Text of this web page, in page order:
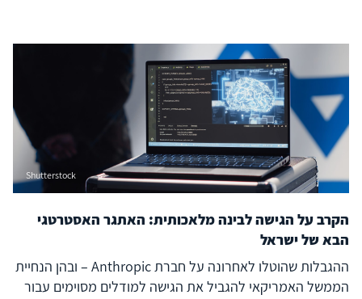
מחשוב עתיר ביצועים (Compute) וכלה במרכזי נתונים, אנרגיה
ומודלים מתקדמים. התחרות אינה עוד על רכיב בודד של
מערכת הבינה המלאכותית, אלא על היכולת להחזיק בנתחים
משמעותיים של ה-AI Stack כולו.
Shutterstock
הקרב על הגישה לבינה מלאכותית: האתגר האסטרטגי
הבא של ישראל
ההגבלות שהוטלו לאחרונה על חברת Anthropic – ובהן הנחיית
הממשל האמריקאי להגביל את הגישה למודלים מסוימים עבור